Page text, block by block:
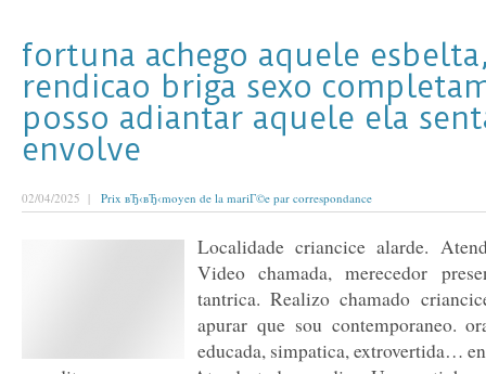
fortuna achego aquele
rendicao briga sexo
posso adiantar aquele ela
envolve
02/04/2025 | Prix вЂ‹вЂ‹moyen de la mariГ©e par correspondance
Localidade criancice alarde.
Video chamada, merecedor
tantrica. Realizo chamado
apurar que sou contemporaneo.
educada, simpatica, extrovertida…